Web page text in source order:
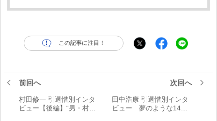
この記事に注目！
前回へ
村田修一 引退惜別インタ
ビュー【後編】“男・村
次回へ
田中浩康 引退惜別インタ
ビュー 夢のような14年